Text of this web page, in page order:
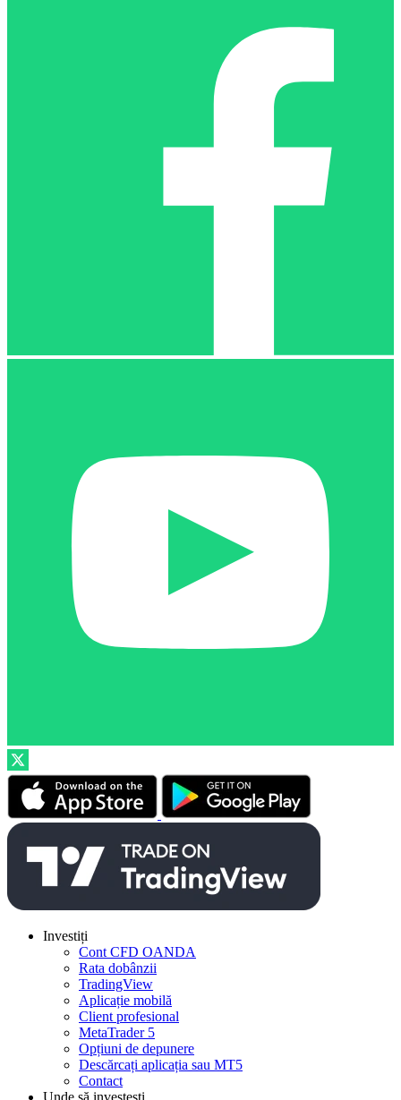
Investiți
Cont CFD OANDA
Rata dobânzii
TradingView
Aplicație mobilă
Client profesional
MetaTrader 5
Opțiuni de depunere
Descărcați aplicația sau MT5
Contact